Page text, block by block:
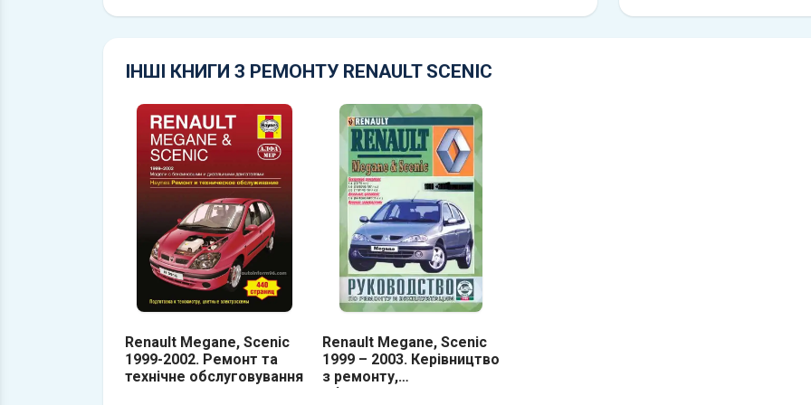
ІНШІ КНИГИ З РЕМОНТУ RENAULT SCENIC
Renault Megane, Scenic
1999-2002. Ремонт та
технічне обслуговування
Renault Megane, Scenic
1999 – 2003. Керівництво
з ремонту,